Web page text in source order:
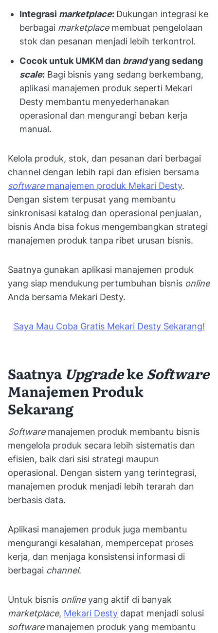
Integrasi marketplace: Dukungan integrasi ke
berbagai marketplace membuat pengelolaan
stok dan pesanan menjadi lebih terkontrol.
Cocok untuk UMKM dan brandyang sedang
scale: Bagi bisnis yang sedang berkembang,
aplikasi manajemen produk seperti Mekari
Desty membantu menyederhanakan
operasional dan mengurangi beban kerja
manual.
Kelola produk, stok, dan pesanan dari berbagai
channel dengan lebih rapi dan efisien bersama
software manajemen produk Mekari Desty.
Dengan sistem terpusat yang membantu
sinkronisasi katalog dan operasional penjualan,
bisnis Anda bisa fokus mengembangkan strategi
manajemen produk tanpa ribet urusan bisnis.
Saatnya gunakan aplikasi manajemen produk
yang siap mendukung pertumbuhan bisnis online
Anda bersama Mekari Desty.
Saya Mau Coba Gratis Mekari Desty Sekarang!
Saatnya UpgradekeSoftware
Manajemen Produk
Sekarang
Software manajemen produk membantu bisnis
mengelola produk secara lebih sistematis dan
efisien, baik dari sisi strategi maupun
operasional. Dengan sistem yang terintegrasi,
manajemen produk menjadi lebih terarah dan
berbasis data.
Aplikasi manajemen produk juga membantu
mengurangi kesalahan, mempercepat proses
kerja, dan menjaga konsistensi informasi di
berbagai channel.
Untuk bisnis onlineyang aktif di banyak
marketplace, Mekari Desty dapat menjadi solusi
software manajemen produk yang membantu